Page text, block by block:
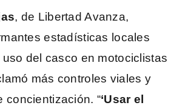
, de Libertad Avanza,
estadísticas locales
del casco en motociclistas
más controles viales y
concientización. “‘Usar el